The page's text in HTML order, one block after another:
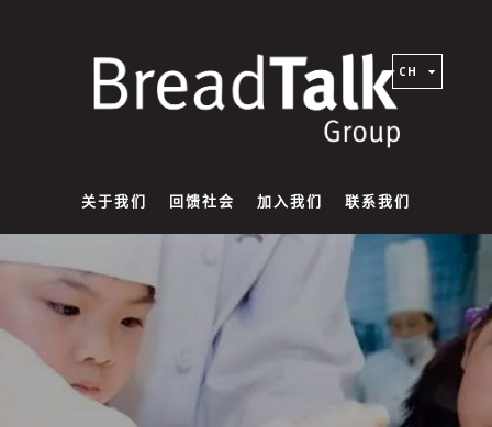
CH
关于我们 回馈社会 加入我们 联系我们